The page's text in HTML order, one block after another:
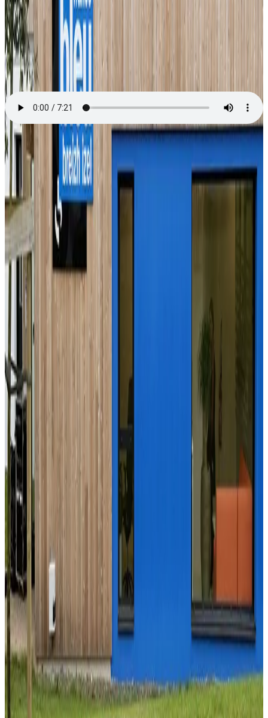
France Bleu Breizh-Izel
Atersadenn Arno Elegoed sevenet gant Clément Soubigou diwar-
benn an 2 skeudennaoueg "Skeudennoù loened-ti" ha "Skeudennoù
karbedoù".
Perzh o deus kemeret
Clément Soubigou Arno Elegoed
Produioù liammet gant ar post-mañ